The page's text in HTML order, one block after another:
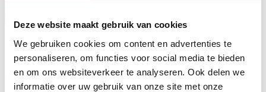
Deze website maakt gebruik van cookies
We gebruiken cookies om content en advertenties te
personaliseren, om functies voor social media te bieden
en om ons websiteverkeer te analyseren. Ook delen we
informatie over uw gebruik van onze site met onze
Livingfurn outdoor eettafel
Cindo 150cm
899,00
Livingfurn outdoor eettafel
€599,00